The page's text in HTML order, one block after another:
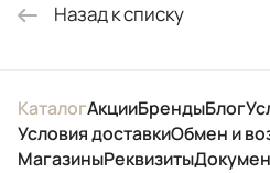
Назад к списку
КаталогАкцииБрендыБлог
Условия доставкиОбмен и
МагазиныРеквизиты